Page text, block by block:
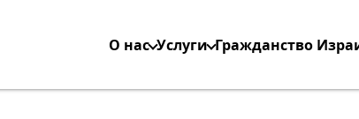
О нас Услуги Гражданство